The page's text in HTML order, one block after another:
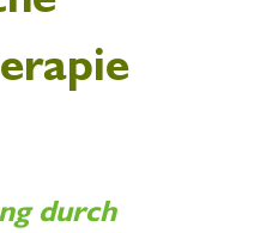
durch